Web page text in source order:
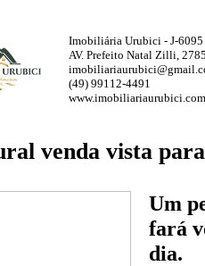
Imobiliária Urubici - J-6095
AV. Prefeito Natal Zilli,
(49) 99112-4491
venda vista
Um
fará
dia.